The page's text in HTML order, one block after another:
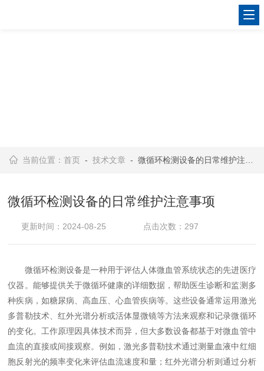
当前位置：首页 -技术文章 - 微循环检测设备的日常维护注意事项
微循环检测设备的日常维护注意事项
更新时间：2024-08-25 点击次数：297
微循环检测设备是一种用于评估人体微血管系统状态的先进医疗
仪器。能够提供关于微循环健康的详细数据，帮助医生诊断和监测多
种疾病，如糖尿病、高血压、心血管疾病等。这些设备通常运用激光
多普勒技术、红外光谱分析或活体显微镜等方法来观察和记录微循环
的变化。工作原理因具体技术而异，但大多数设备都基于对微血管中
血流的直接或间接观察。例如，激光多普勒技术通过测量血液中红细
胞反射光的频率变化来评估血流速度和量；红外光谱分析则通过分析